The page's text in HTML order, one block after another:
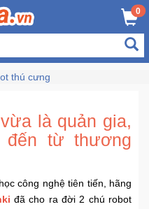
0
thú cưng
là quản gia,
từ thương
công nghệ tiên tiến, hãng
đã cho ra đời 2 chú robot